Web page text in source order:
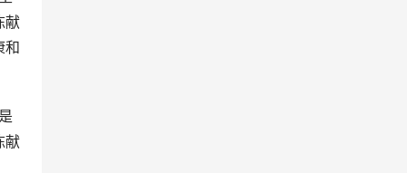
献
和
献